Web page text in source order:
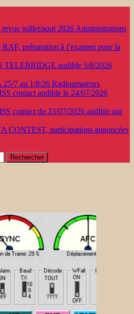
juillet/aout 2026 Administrations
RAF, préparation à l’examen pour la
TELEBRIDGE audible 5/8/2026
7 au 1/8/26 Radioamateurs
contact audible le 24/07/2026
contact du 23/07/2026 audible par
CONTEST, participations annoncées